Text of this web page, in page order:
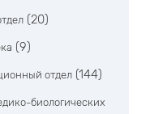
(20)
(9)
отдел (144)
биологических